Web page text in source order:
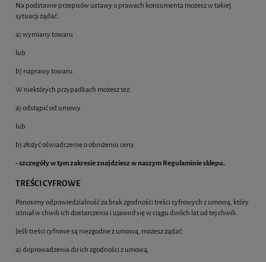
Na podstawie przepisów ustawy o prawach konsumenta możesz w takiej
sytuacji żądać:
a) wymiany towaru
lub
b) naprawy towaru.
W niektórych przypadkach możesz też:
a) odstąpić od umowy
lub
b) złożyć oświadczenie o obniżeniu ceny
- szczegóły w tym zakresie znajdziesz w naszym Regulaminie sklepu.
TREŚCI CYFROWE
Ponosimy odpowiedzialność za brak zgodności treści cyfrowych z umową, który
istniał w chwili ich dostarczenia i ujawnił się w ciągu dwóch lat od tej chwili.
Jeśli treści cyfrowe są niezgodne z umową, możesz żądać:
a) doprowadzenia do ich zgodności z umową,